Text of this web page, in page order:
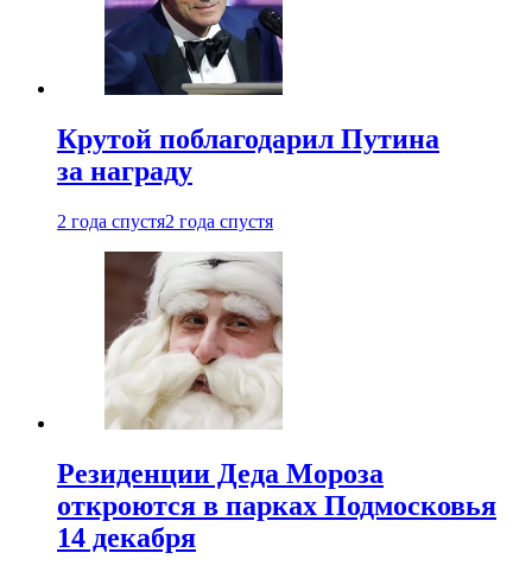
Крутой поблагодарил Путина
за награду
2 года спустя2 года спустя
Резиденции Деда Мороза
откроются в парках Подмосковья
14 декабря